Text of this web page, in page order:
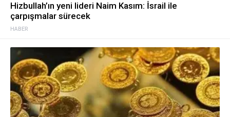
HABER
Hizbullah’ın yeni lideri Naim Kasım: İsrail ile
çarpışmalar sürecek